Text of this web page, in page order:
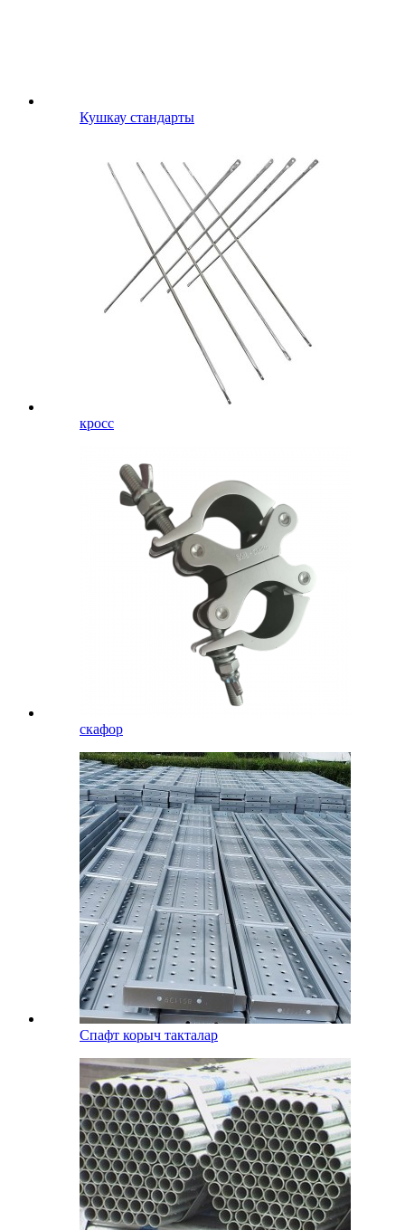
Кушкау стандарты
кросс
скафор
Спафт корыч такталар